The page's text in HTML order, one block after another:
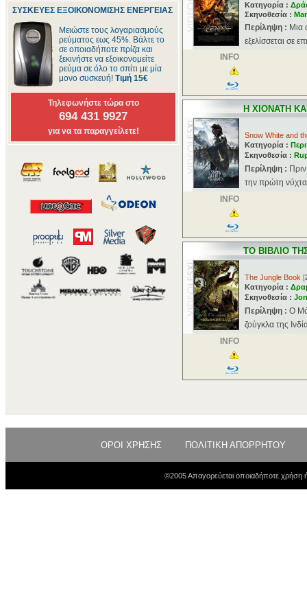
ΣΥΣΚΕΥΕΣ ΕΞΟΙΚΟΝΟΜΙΣΗΣ ΕΝΕΡΓΕΙΑΣ
Μειώστε τους λογαριασμούς
ρεύματος εως 45%. Βάλτε το
σε οποιαδήποτε πρίζα και
ξεκινήστε να εξοικονομείτε
ρεύμα σε όλο το σπίτι με μία
μονο συσκευή! Τιμή 15€
Τηλεφωνήστε τώρα στο
694 431 9927
για να τα παραγγείλετε!
Κατηγορία :
Σκηνοθεσία :
Περίληψη : Μια
εξελίσσεται σε
INFO
Η ΧΙΟΝΑΤΗ
Snow White and
Κατηγορία :
Σκηνοθεσία :
Περίληψη :
την πρώτη
INFO
ΤΟ ΒΙΒΛΙΟ
The Jungle Book [
Κατηγορία :
Σκηνοθεσία :
Περίληψη : Ο
ζούγκλα της
INFO
ΟΡΟΙ ΧΡΗΣΗΣ ΠΟΛΙΤΙΚΗ ΑΠΟΡΡΗΤΟΥ
©2005 Απαγορεύεται οποιαδήποτε χρήση